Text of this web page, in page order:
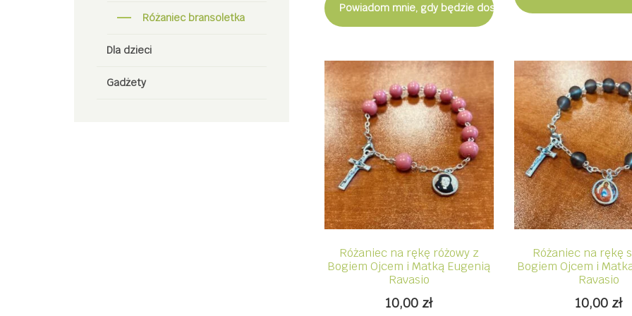
Różaniec bransoletka
Dla dzieci
Gadżety
Powiadom mnie, gdy będzie dostępny
Różaniec na rękę różowy z
Bogiem Ojcem i Matką Eugenią
Ravasio
10,00 zł
Różaniec na rękę
Bogiem Ojcem i
Ravasio
10,00 zł